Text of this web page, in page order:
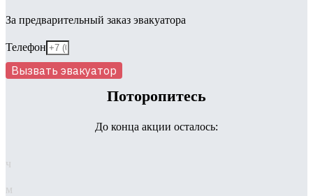
За предварительный заказ эвакуатора
Телефон
Вызвать эвакуатор
Поторопитесь
До конца акции осталось:
ч
м